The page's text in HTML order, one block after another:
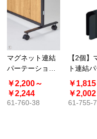
マグネット連結
パーテーション
用 安定脚 キャス
ター付き
￥2,200～
￥2,244
61-760-38
【2個】
ト連結パ
ション用
結セット
￥1,815
￥2,002
61-755-